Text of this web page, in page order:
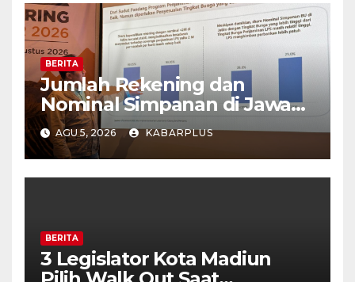
BERITA
Jumlah Rekening dan
Nominal Simpanan di Jawa
Timur Meningkat 1,17% Year
on Year.
AGU 5, 2026 KABARPLUS
BERITA
3 Legislator Kota Madiun